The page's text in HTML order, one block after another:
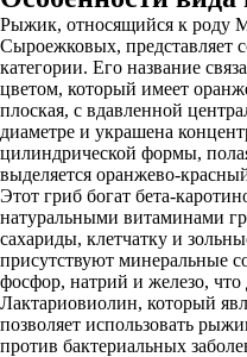
Рыжик, относящийся к роду
Сыроежковых, представляет
категории. Его название
цветом, который имеет
плоская, с вдавленной
диаметре и украшена
цилиндрической формы,
выделяется оранжево-
Этот гриб богат бета-
натуральными витаминами
сахариды, клетчатку и
присутствуют минеральные
фосфор, натрий и железо, что
Лактариовиолин, который
позволяет использовать
против бактериальных